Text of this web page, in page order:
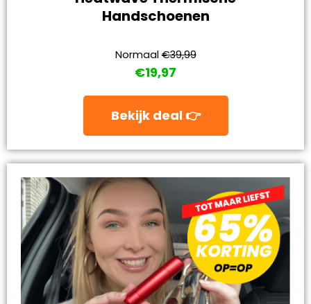
Handschoenen
Normaal€39,99
€19,97
Bekijk deal 👉